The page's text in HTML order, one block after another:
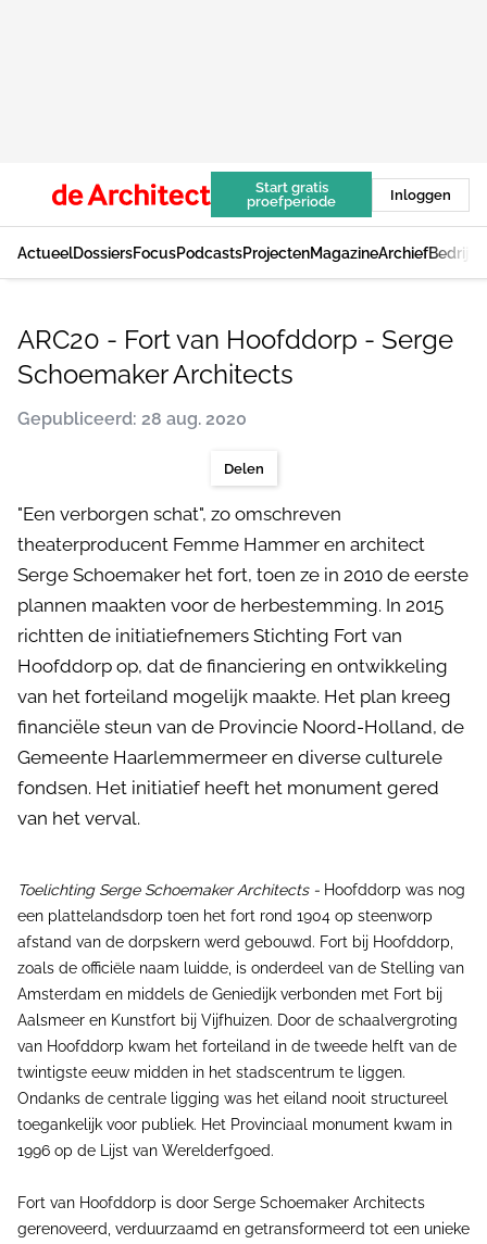
Start gratis
proefperiode
Inloggen
ActueelDossiersFocusPodcastsProjectenMagazineArchief
ARC20 - Fort van Hoofddorp - Serge
Schoemaker Architects
Gepubliceerd: 28 aug. 2020
Delen
"Een verborgen schat", zo omschreven
theaterproducent Femme Hammer en architect
Serge Schoemaker het fort, toen ze in 2010 de eerste
plannen maakten voor de herbestemming. In 2015
richtten de initiatiefnemers Stichting Fort van
Hoofddorp op, dat de financiering en ontwikkeling
van het forteiland mogelijk maakte. Het plan kreeg
financiële steun van de Provincie Noord-Holland, de
Gemeente Haarlemmermeer en diverse culturele
fondsen. Het initiatief heeft het monument gered
van het verval.
Toelichting Serge Schoemaker Architects - Hoofddorp was nog
een plattelandsdorp toen het fort rond 1904 op steenworp
afstand van de dorpskern werd gebouwd. Fort bij Hoofddorp,
zoals de officiële naam luidde, is onderdeel van de Stelling van
Amsterdam en middels de Geniedijk verbonden met Fort bij
Aalsmeer en Kunstfort bij Vijfhuizen. Door de schaalvergroting
van Hoofddorp kwam het forteiland in de tweede helft van de
twintigste eeuw midden in het stadscentrum te liggen.
Ondanks de centrale ligging was het eiland nooit structureel
toegankelijk voor publiek. Het Provinciaal monument kwam in
1996 op de Lijst van Werelderfgoed.
Fort van Hoofddorp is door Serge Schoemaker Architects
gerenoveerd, verduurzaamd en getransformeerd tot een unieke